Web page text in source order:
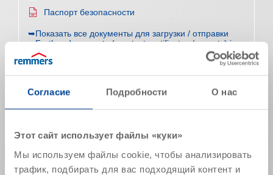
Согласие Подробности О нас
Этот сайт использует файлы «куки»
Мы используем файлы cookie, чтобы анализировать
трафик, подбирать для вас подходящий контент и
Паспорт безопасности
➥Показать все документы для загрузки / отправки
➥Further documents (e.g. test certificates / reports) in
different languages
Характеристики продукта
Плотность (20 °C)
~ 1,02 г/см³ при
20°C